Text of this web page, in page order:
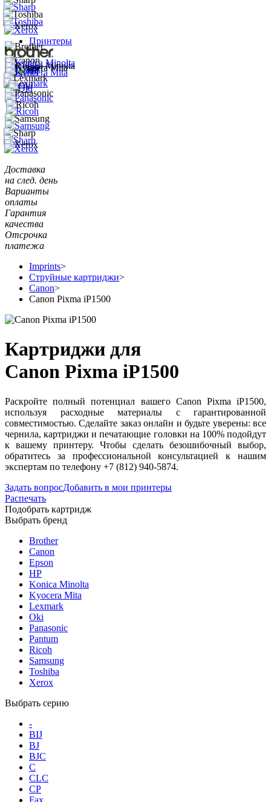
Принтеры
Доставка
на след. день
Варианты
оплаты
Гарантия
качества
Отсрочка
платежа
Imprints>
Струйные картриджи>
Canon>
Canon Pixma iP1500
Картриджи для
Canon Pixma iP1500
Раскройте полный потенциал вашего Canon Pixma iP1500,
используя расходные материалы с гарантированной
совместимостью. Сделайте заказ онлайн и будьте уверены: все
чернила, картриджи и печатающие головки на 100% подойдут
к вашему принтеру. Чтобы сделать безошибочный выбор,
обратитесь за профессиональной консультацией к нашим
экспертам по телефону +7 (812) 940-5874.
Задать вопросДобавить в мои принтеры
Распечать
Подобрать картридж
Выбрать бренд
Brother
Canon
Epson
HP
Konica Minolta
Kyocera Mita
Lexmark
Oki
Panasonic
Pantum
Ricoh
Samsung
Toshiba
Xerox
Выбрать серию
-
BIJ
BJ
BJC
C
CLC
CP
Fax